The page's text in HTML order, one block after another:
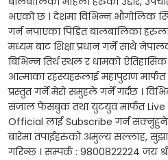
भएको छ । देशमा विभिन्न भौगोलिक
गर्न नपाएका पिडित बालबालिका
मध्यम बाट शिक्षा प्रधान गर्ने साथै
बिभिन्न तिर्थ स्थल र धामको ऐतिहासिक
आत्माका रहस्यहरूलाई महापुराण
प्रस्तुत गर्ने मेरो समुहले गर्ने गर्दछ ।
संजाल फेसबुक तथा युटयुव मार्फत Live
Official लाई Subscribe गर्न
बारेमा तपाईंहरुको अमुल्य सल्लाह,
गरिन्छ । सम्पर्क : 9800822224 जय श्री